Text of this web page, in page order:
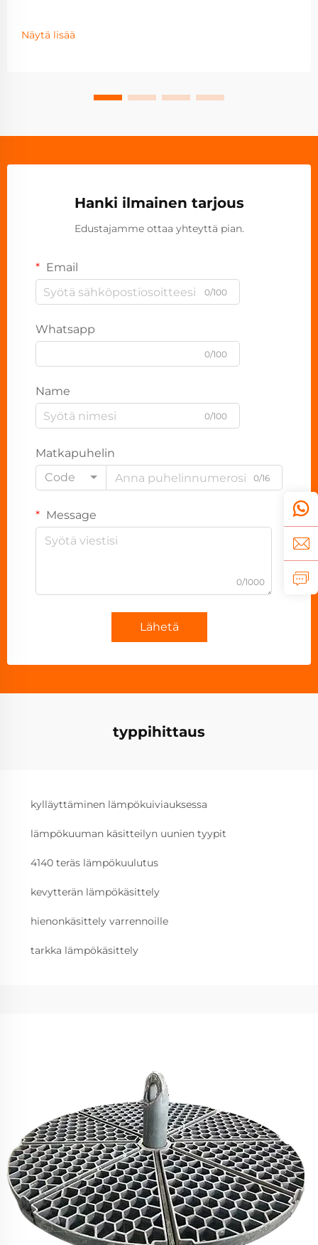
Näytä lisää
Hanki ilmainen tarjous
Edustajamme ottaa yhteyttä pian.
Email
0/100
Whatsapp
0/100
Name
0/100
Matkapuhelin
Code
0/16
Message
0/1000
Lähetä
typpihittaus
kylläyttäminen lämpökuiviauksessa
lämpökuuman käsitteilyn uunien tyypit
4140 teräs lämpökuulutus
kevytterän lämpökäsittely
hienonkäsittely varrennoille
tarkka lämpökäsittely